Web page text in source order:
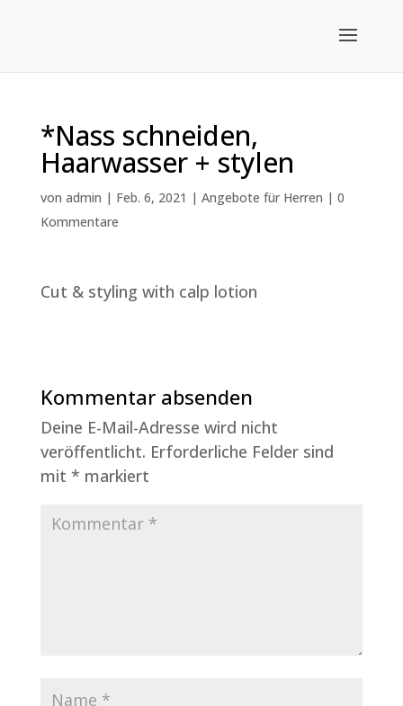
*Nass schneiden,
Haarwasser + stylen
von admin | Feb. 6, 2021 | Angebote für Herren | 0
Kommentare
Cut & styling with calp lotion
Kommentar absenden
Deine E-Mail-Adresse wird nicht
veröffentlicht. Erforderliche Felder sind
mit * markiert